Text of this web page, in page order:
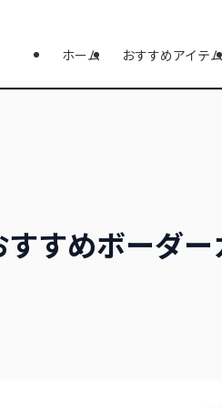
ホーム おすすめアイテム
すめボーダー